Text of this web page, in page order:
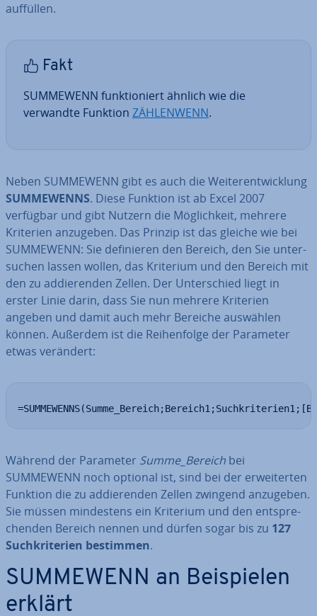
auffüllen.
Fakt
SUMMEWENN funk­tio­niert ähnlich wie die
verwandte Funktion ZÄH­LEN­WENN.
Neben SUMMEWENN gibt es auch die Wei­ter­ent­wick­lung
SUM­ME­WENNS. Diese Funktion ist ab Excel 2007
verfügbar und gibt Nutzern die Mög­lich­keit, mehrere
Kriterien anzugeben. Das Prinzip ist das gleiche wie bei
SUMMEWENN: Sie de­fi­nie­ren den Bereich, den Sie un­ter­
su­chen lassen wollen, das Kriterium und den Bereich mit
den zu ad­die­ren­den Zellen. Der Un­ter­schied liegt in
erster Linie darin, dass Sie nun mehrere Kriterien
angeben und damit auch mehr Bereiche auswählen
können. Außerdem ist die Rei­hen­fol­ge der Parameter
etwas verändert:
Während der Parameter Summe_Bereich bei
SUMMEWENN noch optional ist, sind bei der er­wei­ter­ten
Funktion die zu ad­die­ren­den Zellen zwingend anzugeben.
Sie müssen min­des­tens ein Kriterium und den ent­spre­
chen­den Bereich nennen und dürfen sogar bis zu 127
Such­kri­te­ri­en bestimmen.
SUMMEWENN an Bei­spie­len
erklärt